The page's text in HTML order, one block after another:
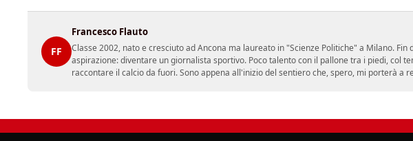
FF
Francesco Flauto
Classe 2002, nato e cresciuto ad Ancona ma laureato in "Scienze Politiche" a Milano. Fin
aspirazione: diventare un giornalista sportivo. Poco talento con il pallone tra i piedi, col
raccontare il calcio da fuori. Sono appena all'inizio del sentiero che, spero, mi porterà a